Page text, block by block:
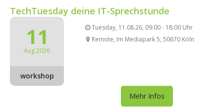
TechTuesday deine IT-Sprechstunde
11
Aug 2026
workshop
Tuesday, 11.08.26, 09:00 - 18:00 Uhr
Remote, Im Mediapark 5, 50670 Köln
Mehr Infos